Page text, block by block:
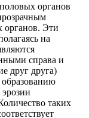
органов
органов. Эти
на
справа и
друг друга)
таких